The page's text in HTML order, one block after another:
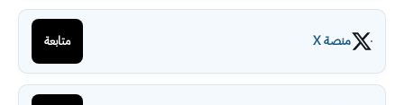
منصة X متابعة